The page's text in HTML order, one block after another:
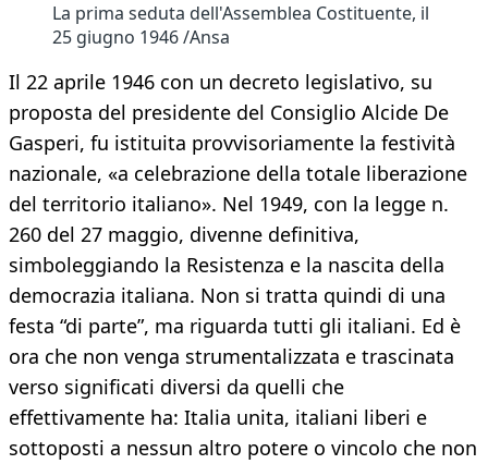
La prima seduta dell'Assemblea Costituente, il
25 giugno 1946 /Ansa
Il 22 aprile 1946 con un decreto legislativo, su
proposta del presidente del Consiglio Alcide De
Gasperi, fu istituita provvisoriamente la festività
nazionale, «a celebrazione della totale liberazione
del territorio italiano». Nel 1949, con la legge n.
260 del 27 maggio, divenne definitiva,
simboleggiando la Resistenza e la nascita della
democrazia italiana. Non si tratta quindi di una
festa “di parte”, ma riguarda tutti gli italiani. Ed è
ora che non venga strumentalizzata e trascinata
verso significati diversi da quelli che
effettivamente ha: Italia unita, italiani liberi e
sottoposti a nessun altro potere o vincolo che non